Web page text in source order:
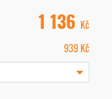
1 136 Kč
939Kč